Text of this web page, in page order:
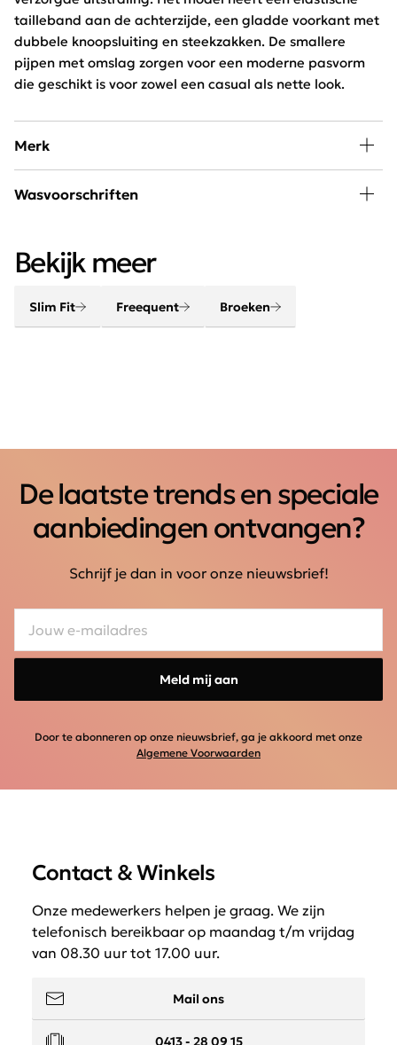
tailleband aan de achterzijde, een gladde voorkant met
dubbele knoopsluiting en steekzakken. De smallere
pijpen met omslag zorgen voor een moderne pasvorm
die geschikt is voor zowel een casual als nette look.
Merk
Mode, passie en creativiteit staan centraal bij
chique, elegant, stoer en helemaal van deze tijd.
Wasvoorschriften
Bekijk meer
Slim Fit Freequent Broeken
De laatste trends en speciale
aanbiedingen ontvangen?
Schrijf je dan in voor onze nieuwsbrief!
Meld mij aan
Door te abonneren op onze nieuwsbrief, ga je akkoord met onze
Algemene Voorwaarden
Contact & Winkels
Onze medewerkers helpen je graag. We zijn
telefonisch bereikbaar op maandag t/m vrijdag
van 08.30 uur tot 17.00 uur.
Mail ons
0413 - 28 09 15